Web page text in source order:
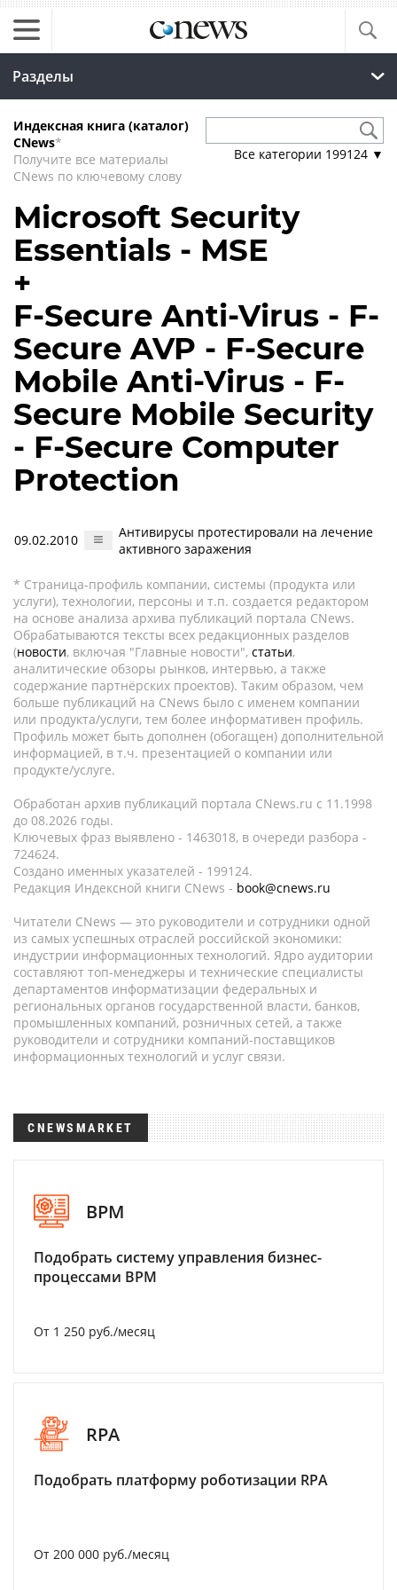
Разделы
Индексная книга (каталог)
CNews*
Получите все материалы
CNews по ключевому слову
Все категории 199124 ▼
Microsoft Security
Essentials - MSE
+
F-Secure Anti-Virus - F-
Secure AVP - F-Secure
Mobile Anti-Virus - F-
Secure Mobile Security
- F-Secure Computer
Protection
09.02.2010
Антивирусы протестировали на лечение
активного заражения
* Страница-профиль компании, системы (продукта или
услуги), технологии, персоны и т.п. создается редактором
на основе анализа архива публикаций портала CNews.
Обрабатываются тексты всех редакционных разделов
(новости, включая "Главные новости", статьи,
аналитические обзоры рынков, интервью, а также
содержание партнёрских проектов). Таким образом, чем
больше публикаций на CNews было с именем компании
или продукта/услуги, тем более информативен профиль.
Профиль может быть дополнен (обогащен) дополнительной
информацией, в т.ч. презентацией о компании или
продукте/услуге.
Обработан архив публикаций портала CNews.ru c 11.1998
до 08.2026 годы.
Ключевых фраз выявлено - 1463018, в очереди разбора -
724624.
Создано именных указателей - 199124.
Редакция Индексной книги CNews - book@cnews.ru
Читатели CNews — это руководители и сотрудники одной
из самых успешных отраслей российской экономики:
индустрии информационных технологий. Ядро аудитории
составляют топ-менеджеры и технические специалисты
департаментов информатизации федеральных и
региональных органов государственной власти, банков,
промышленных компаний, розничных сетей, а также
руководители и сотрудники компаний-поставщиков
информационных технологий и услуг связи.
CNEWSMARKET
BPM
Подобрать систему управления бизнес-
процессами BPM
От 1 250 руб./месяц
RPA
Подобрать платформу роботизации RPA
От 200 000 руб./месяц